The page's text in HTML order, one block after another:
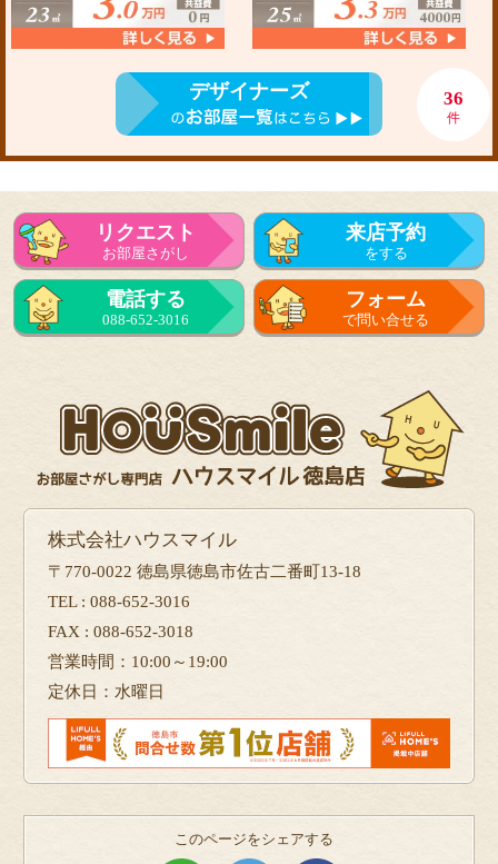
デザイナーズ 36
件
リクエスト
お部屋さがし
来店予約
をする
電話する
088-652-3016
フォーム
で問い合せる
株式会社ハウスマイル
〒770-0022 徳島県徳島市佐古二番町13-18
TEL : 088-652-3016
FAX : 088-652-3018
営業時間：10:00～19:00
定休日：水曜日
このページをシェアする